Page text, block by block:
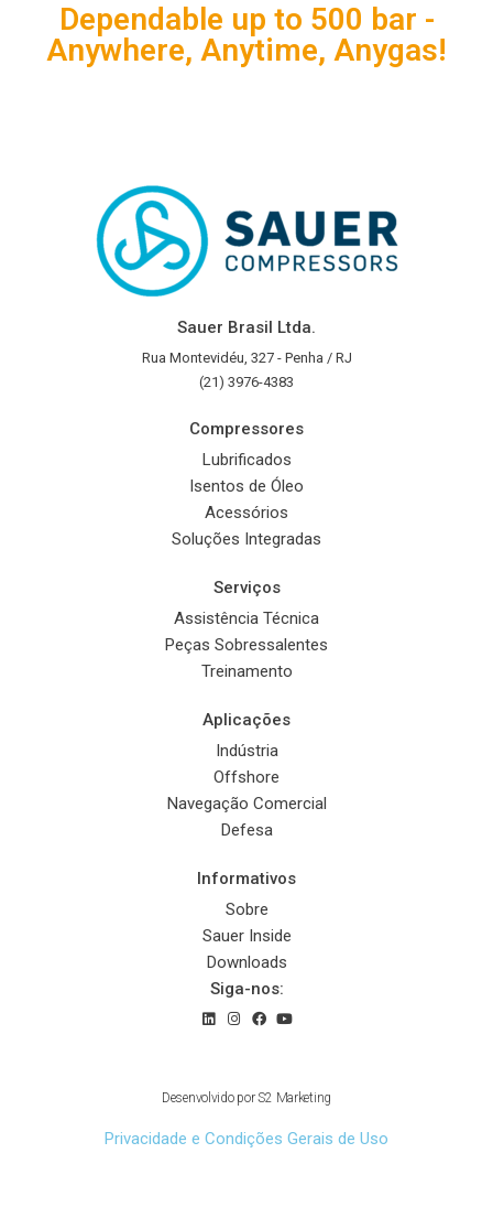
Dependable up to 500 bar -
Anywhere, Anytime, Anygas!
Sauer Brasil Ltda.
Rua Montevidéu, 327 - Penha / RJ
(21) 3976-4383
Compressores
Lubrificados
Isentos de Óleo
Acessórios
Soluções Integradas
Serviços
Assistência Técnica
Peças Sobressalentes
Treinamento
Aplicações
Indústria
Offshore
Navegação Comercial
Defesa
Informativos
Sobre
Sauer Inside
Downloads
Siga-nos:
Desenvolvido porS2 Marketing
Privacidade e Condições Gerais de Uso